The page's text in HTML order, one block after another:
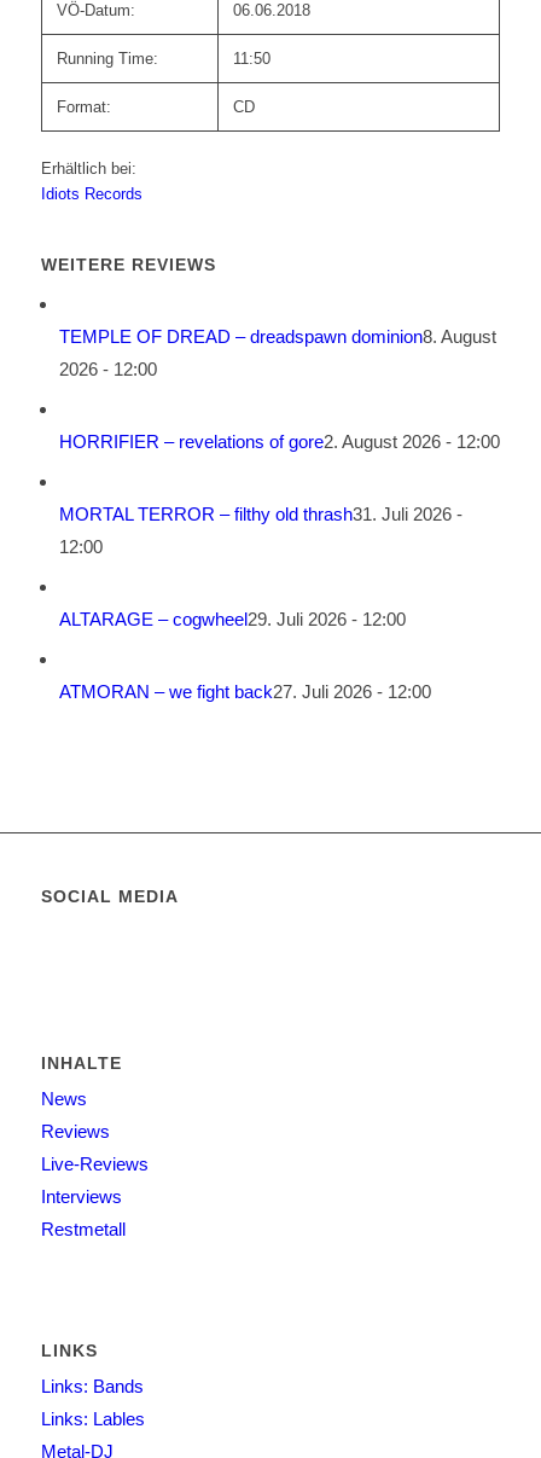
VÖ-Datum: 06.06.2018
Running Time: 11:50
Format: CD
Erhältlich bei:
Idiots Records
WEITERE REVIEWS
TEMPLE OF DREAD – dreadspawn dominion8. August
2026 - 12:00
HORRIFIER – revelations of gore2. August 2026 - 12:00
MORTAL TERROR – filthy old thrash31. Juli 2026 -
12:00
ALTARAGE – cogwheel29. Juli 2026 - 12:00
ATMORAN – we fight back27. Juli 2026 - 12:00
SOCIAL MEDIA
INHALTE
News
Reviews
Live-Reviews
Interviews
Restmetall
LINKS
Links: Bands
Links: Lables
Metal-DJ